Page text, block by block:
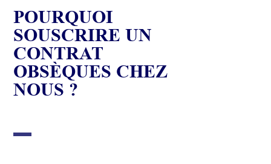
POURQUOI
SOUSCRIRE UN
CONTRAT
OBSÈQUES CHEZ
NOUS ?